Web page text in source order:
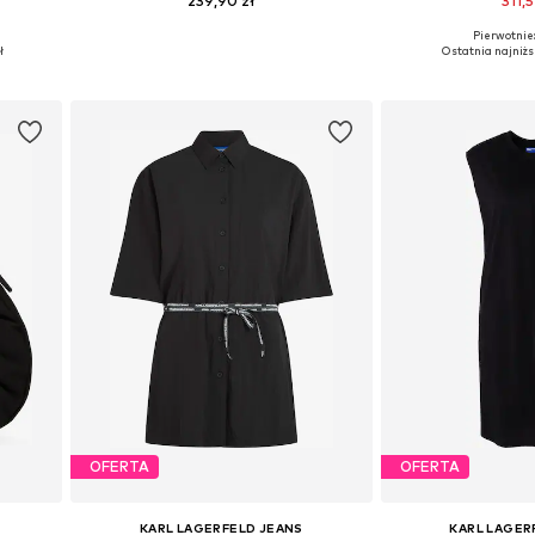
Dostępne
Ostatnia
OFERTA
KARL LAGERFELD JEANS
OFERTA
KARL